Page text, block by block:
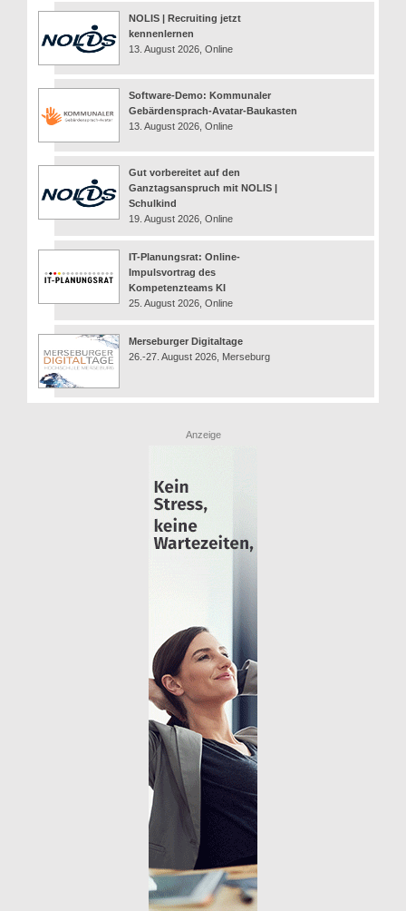
NOLIS | Recruiting jetzt
kennenlernen
13. August 2026, Online
Software-Demo: Kommunaler
Gebärdensprach-Avatar-Baukasten
13. August 2026, Online
Gut vorbereitet auf den
Ganztagsanspruch mit NOLIS |
Schulkind
19. August 2026, Online
IT-Planungsrat: Online-
Impulsvortrag des
Kompetenzteams KI
25. August 2026, Online
Merseburger Digitaltage
26.-27. August 2026, Merseburg
Anzeige